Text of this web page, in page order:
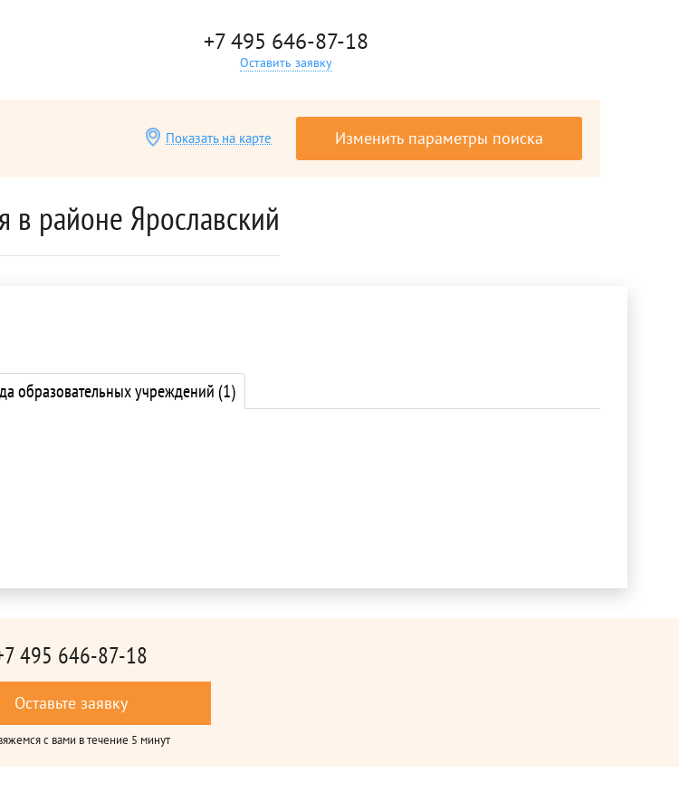
+7 495 646-87-18
Оставить заявку
Изменить параметры поиска
Показать на карте
в районе Ярославский
образовательных учреждений (1)
495 646-87-18
Оставьте заявку
с вами в течение 5 минут